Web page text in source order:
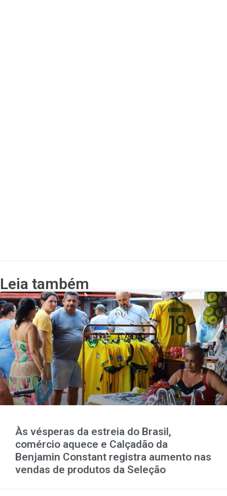
Leia também
Às vésperas da estreia do Brasil,
comércio aquece e Calçadão da
Benjamin Constant registra aumento nas
vendas de produtos da Seleção